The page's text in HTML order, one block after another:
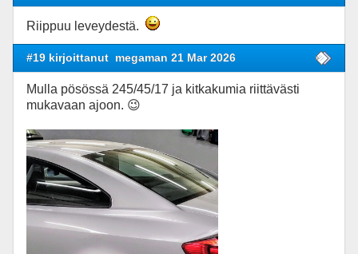
Riippuu leveydestä.
#19 kirjoittanut megaman 21 Mar 2026
Mulla pösössä 245/45/17 ja kitkakumia riittävästi
mukavaan ajoon. 😉